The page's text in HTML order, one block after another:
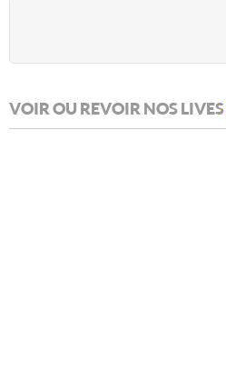
VOIR OU REVOIR NOS LIVES